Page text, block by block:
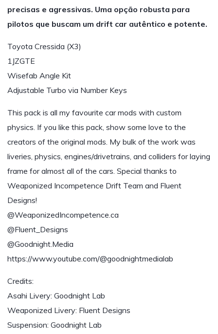
precisas e agressivas. Uma opção robusta para
pilotos que buscam um drift car autêntico e potente.
Toyota Cressida (X3)
1JZGTE
Wisefab Angle Kit
Adjustable Turbo via Number Keys
This pack is all my favourite car mods with custom
physics. If you like this pack, show some love to the
creators of the original mods. My bulk of the work was
liveries, physics, engines/drivetrains, and colliders for laying
frame for almost all of the cars. Special thanks to
Weaponized Incompetence Drift Team and Fluent
Designs!
@WeaponizedIncompetence.ca
@Fluent_Designs
@Goodnight.Media
https://www.youtube.com/@goodnightmedialab
Credits:
Asahi Livery: Goodnight Lab
Weaponized Livery: Fluent Designs
Suspension: Goodnight Lab